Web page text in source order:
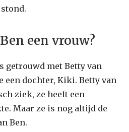
een vrouw?
getrouwd met Betty van
een dochter, Kiki. Betty van
ziek, ze heeft een
Maar ze is nog altijd de
Ben.